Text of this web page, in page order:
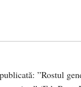
”Rostul